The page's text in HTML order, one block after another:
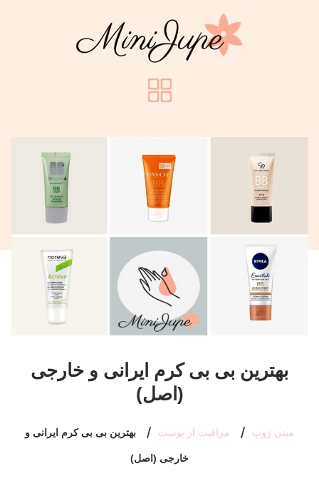
بهترین بی بی کرم ایرانی و خارجی
(اصل)
مینی ژوپ مراقبت از پوست بهترین بی بی کرم ایرانی و
خارجی (اصل)